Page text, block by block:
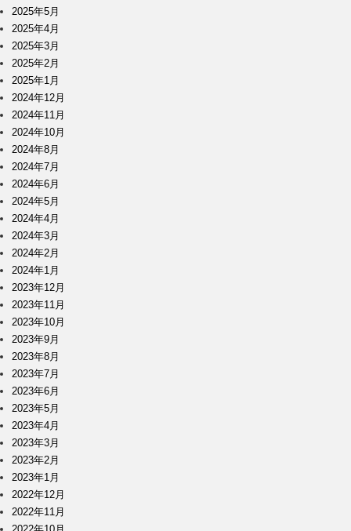
2025年5月
2025年4月
2025年3月
2025年2月
2025年1月
2024年12月
2024年11月
2024年10月
2024年8月
2024年7月
2024年6月
2024年5月
2024年4月
2024年3月
2024年2月
2024年1月
2023年12月
2023年11月
2023年10月
2023年9月
2023年8月
2023年7月
2023年6月
2023年5月
2023年4月
2023年3月
2023年2月
2023年1月
2022年12月
2022年11月